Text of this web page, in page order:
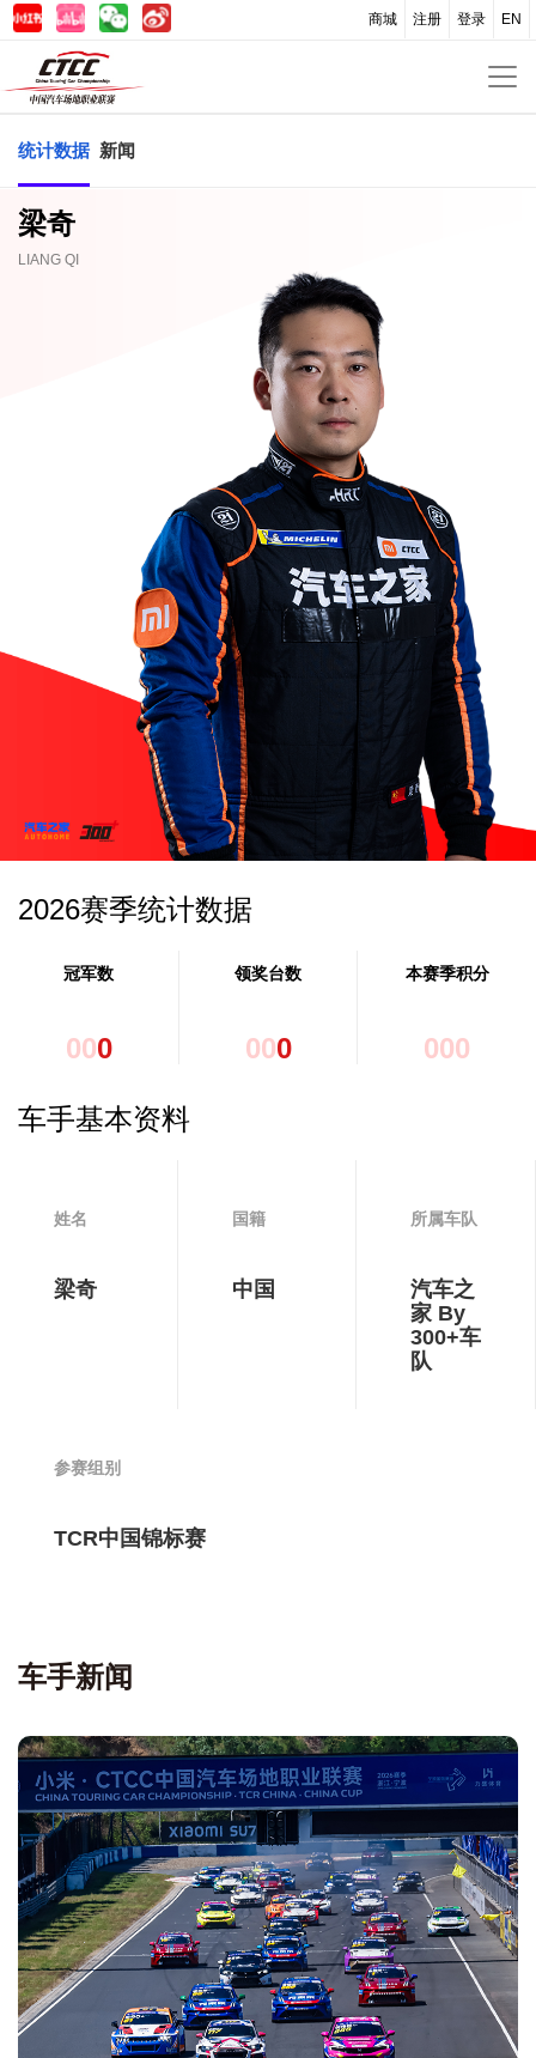
EN
登录
注册
商城
统计数据 新闻
梁奇
LIANG QI
2026赛季统计数据
冠军数
000
领奖台数
000
本赛季积分
000
车手基本资料
姓名
梁奇
国籍
中国
所属车队
汽车之
家 By
300+车
队
参赛组别
TCR中国锦标赛
车手新闻